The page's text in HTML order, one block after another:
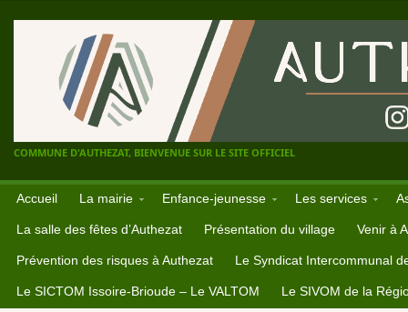
COMMUNE D'AUTHEZAT, BIENVENUE SUR LE SITE OFFICIEL
Accueil La mairie Enfance-jeunesse Les services
La salle des fêtes d’Authezat Présentation du village Venir à
Prévention des risques à Authezat Le Syndicat Intercommunal
Le SICTOM Issoire-Brioude – Le VALTOM Le SIVOM de la